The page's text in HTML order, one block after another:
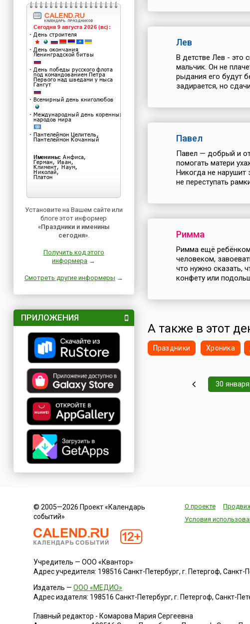
Установите на Вашем сайте или
блоге этот информер
«Праздники и именины
сегодня».
Получить код этого
информера →
Смотреть другие информеры →
ПРИЛОЖЕНИЯ
Лев
В детстве Лев - это
мальчик. Он не
рыдания его будут
задирается, но
Павел
Павел — добрый и
помогать матери
Никогда не нарушит
не переступать
Римма
Римма ещё
человеком,
что нужно сказать,
конфету или
А также в этот
Праздники Хроника
30 января
© 2005—2026 Проект «Календарь
событий»
О проекте
Условия
Учредитель — ООО «Квантор»
Адрес учредителя: 198516 Санкт-Петербург, г. Петергоф, Санкт-
Издатель —ООО «МЕДИО»
Адрес издателя: 198516 Санкт-Петербург, г. Петергоф, Санкт-
Главный редактор - Комарова Мария Сергеевна